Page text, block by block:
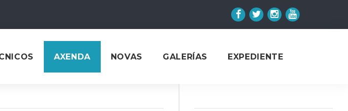
Facebook
TwitterInstagram
YouTube
AXENDA NOVAS GALERÍAS EXPEDIENTE